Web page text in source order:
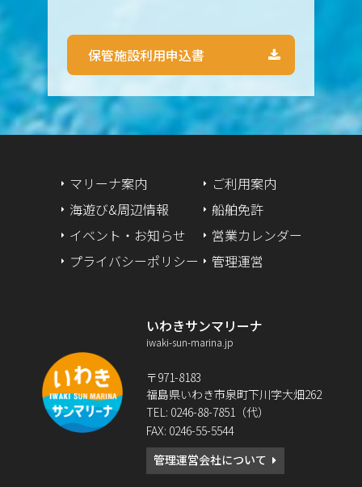
保管施設利用申込書
マリーナ案内
海遊び&周辺情報
イベント・お知らせ
プライバシーポリシー
ご利用案内
船舶免許
営業カレンダー
管理運営
いわきサンマリーナ
iwaki-sun-marina.jp
〒971-8183
福島県いわき市泉町下川字大畑262
TEL: 0246-88-7851（代）
FAX: 0246-55-5544
管理運営会社について